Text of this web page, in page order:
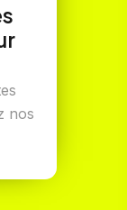
nos